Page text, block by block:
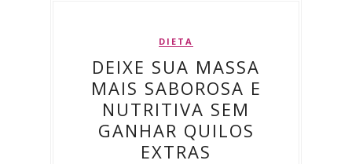
DIETA
DEIXE SUA MASSA
MAIS SABOROSA E
NUTRITIVA SEM
GANHAR QUILOS
EXTRAS